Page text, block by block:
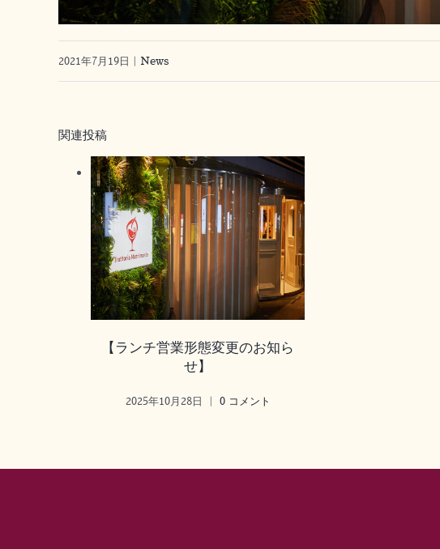
2021年7月19日 | News
関連投稿
【ランチ営業形態変更のお知ら
せ】
2025年10月28日 | 0 コメント